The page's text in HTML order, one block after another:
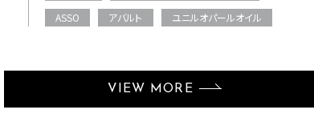
ASSO
アバルト ユニルオパールオイル
VIEW MORE